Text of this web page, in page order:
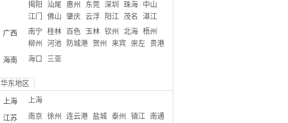
揭阳
汕尾 惠州 东莞 深圳 珠海
中山
江门
佛山 肇庆 云浮 阳江 茂名
湛江
广西
南宁 桂林 百色 玉林 钦州 北海 梧州
柳州
河池 防城港 贺州 来宾 崇左
贵港
海南
海口 三亚
华东地区
上海 上海
江苏 南京 徐州 连云港 盐城 泰州 镇江
南通